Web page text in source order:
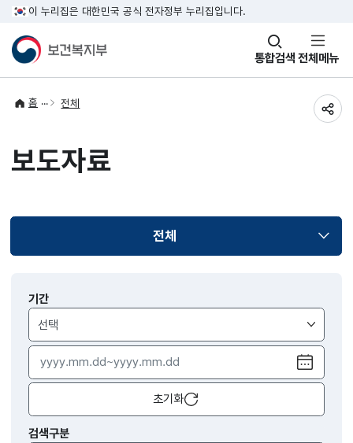
이 누리집은 대한민국 공식 전자정부 누리집입니다.
통합검색
창
열기 전체메뉴
홈 전체
보도자료
전체선택됨
보도자료
검색
기간
달력
열기
초기화
검색구분